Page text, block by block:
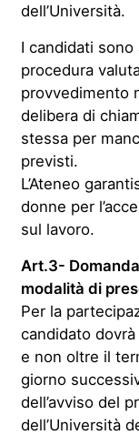
dell’Università.
I candidati
procedura
provvedimento
delibera di
stessa per
previsti.
L’Ateneo
donne per
sul lavoro.
Art.3-
modalità di
Per la
candidato
e non oltre il
giorno
dell’avviso del
dell’Università